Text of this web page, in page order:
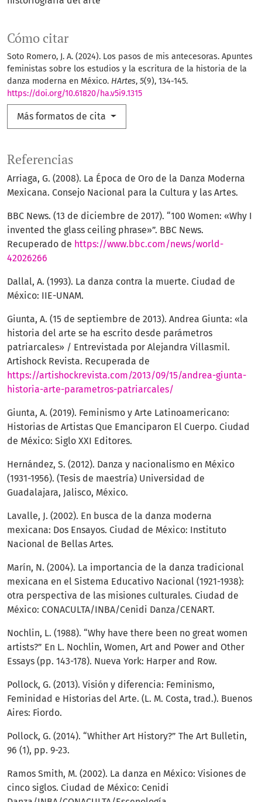
Cómo citar
Soto Romero, J. A. (2024). Los pasos de mis antecesoras. Apuntes
feministas sobre los estudios y la escritura de la historia de la
danza moderna en México. HArtes, 5(9), 134-145.
https://doi.org/10.61820/ha.v5i9.1315
Más formatos de cita
Referencias
Arriaga, G. (2008). La Época de Oro de la Danza Moderna
Mexicana. Consejo Nacional para la Cultura y las Artes.
BBC News. (13 de diciembre de 2017). “100 Women: «Why I
invented the glass ceiling phrase»”. BBC News.
Recuperado de https://www.bbc.com/news/world-
42026266
Dallal, A. (1993). La danza contra la muerte. Ciudad de
México: IIE-UNAM.
Giunta, A. (15 de septiembre de 2013). Andrea Giunta: «la
historia del arte se ha escrito desde parámetros
patriarcales» / Entrevistada por Alejandra Villasmil.
Artishock Revista. Recuperada de
https://artishockrevista.com/2013/09/15/andrea-giunta-
historia-arte-parametros-patriarcales/
Giunta, A. (2019). Feminismo y Arte Latinoamericano:
Historias de Artistas Que Emanciparon El Cuerpo. Ciudad
de México: Siglo XXI Editores.
Hernández, S. (2012). Danza y nacionalismo en México
(1931-1956). (Tesis de maestría) Universidad de
Guadalajara, Jalisco, México.
Lavalle, J. (2002). En busca de la danza moderna
mexicana: Dos Ensayos. Ciudad de México: Instituto
Nacional de Bellas Artes.
Marín, N. (2004). La importancia de la danza tradicional
mexicana en el Sistema Educativo Nacional (1921-1938):
otra perspectiva de las misiones culturales. Ciudad de
México: CONACULTA/INBA/Cenidi Danza/CENART.
Nochlin, L. (1988). “Why have there been no great women
artists?” En L. Nochlin, Women, Art and Power and Other
Essays (pp. 143-178). Nueva York: Harper and Row.
Pollock, G. (2013). Visión y diferencia: Feminismo,
Feminidad e Historias del Arte. (L. M. Costa, trad.). Buenos
Aires: Fiordo.
Pollock, G. (2014). “Whither Art History?” The Art Bulletin,
96 (1), pp. 9-23.
Ramos Smith, M. (2002). La danza en México: Visiones de
cinco siglos. Ciudad de México: Cenidi